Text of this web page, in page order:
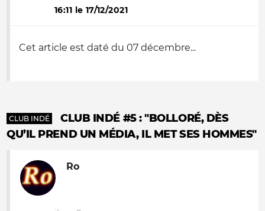
16:11 le 17/12/2021
Cet article est daté du 07 décembre...
CLUB INDÉ
CLUB INDÉ #5 : "BOLLORÉ, DÈS
QU’IL PREND UN MÉDIA, IL MET SES HOMMES"
Ro